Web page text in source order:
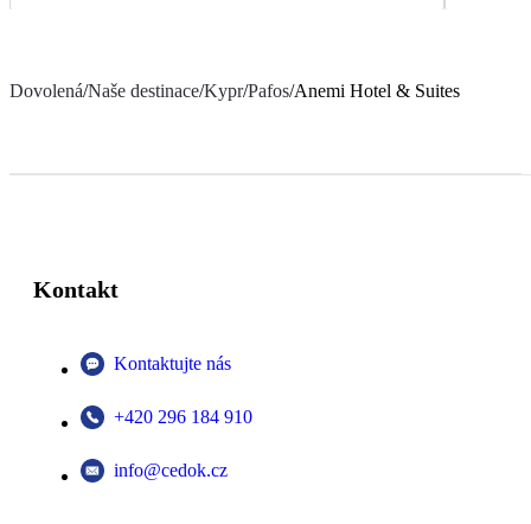
Dovolená/Naše destinace/Kypr/Pafos/Anemi Hotel & Suites
Kontakt
Kontaktujte nás
+420 296 184 910
info@cedok.cz